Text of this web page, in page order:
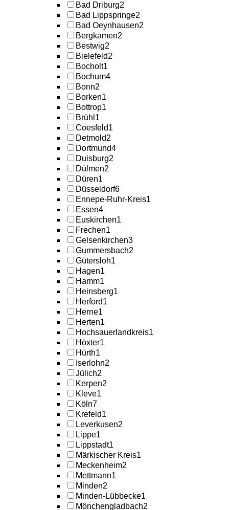
Bad Driburg2
Bad Lippspringe2
Bad Oeynhausen2
Bergkamen2
Bestwig2
Bielefeld2
Bocholt1
Bochum4
Bonn2
Borken1
Bottrop1
Brühl 1
Coesfeld1
Detmold2
Dortmund4
Duisburg2
Dülmen2
Düren1
Düsseldorf6
Ennepe-Ruhr-Kreis1
Essen4
Euskirchen1
Frechen1
Gelsenkirchen3
Gummersbach2
Gütersloh1
Hagen1
Hamm1
Heinsberg1
Herford1
Herne1
Herten1
Hochsauerlandkreis1
Höxter1
Hürth1
Iserlohn2
Jülich2
Kerpen2
Kleve1
Köln7
Krefeld1
Leverkusen2
Lippe1
Lippstadt1
Märkischer Kreis1
Meckenheim2
Mettmann1
Minden2
Minden-Lübbecke1
Mönchengladbach2